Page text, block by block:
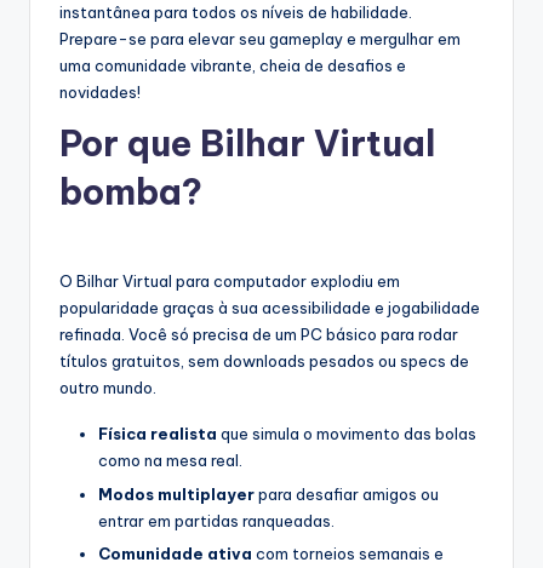
instantânea para todos os níveis de habilidade.
Prepare-se para elevar seu gameplay e mergulhar em
uma comunidade vibrante, cheia de desafios e
novidades!
Por que Bilhar Virtual
bomba?
O Bilhar Virtual para computador explodiu em
popularidade graças à sua acessibilidade e jogabilidade
refinada. Você só precisa de um PC básico para rodar
títulos gratuitos, sem downloads pesados ou specs de
outro mundo.
Física realista que simula o movimento das bolas
como na mesa real.
Modos multiplayerpara desafiar amigos ou
entrar em partidas ranqueadas.
Comunidade ativa com torneios semanais e